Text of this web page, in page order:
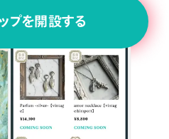
プを開設する
つの理由